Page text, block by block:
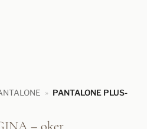
» PANTALONE PLUS-
– oker